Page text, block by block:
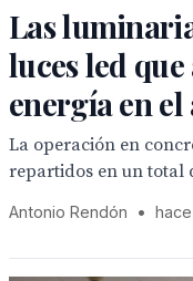
Las
luces led
energía en
La operación en
repartidos en un total
Antonio Rendón •